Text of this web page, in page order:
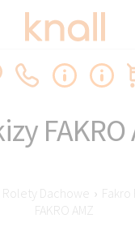
FAKRO
Rolety Dachowe › Fakro
FAKRO AMZ